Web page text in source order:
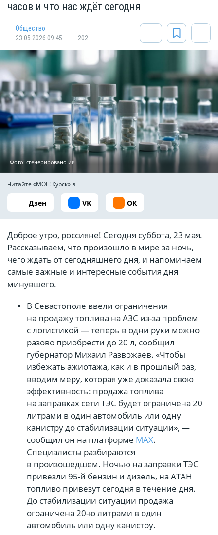
часов и что нас ждёт сегодня
Общество
23.05.2026 09:45
202
Фото: сгенерировано ии
Читайте «МОЁ! Курск» в
Дзен VK ОК
Доброе утро, россияне! Сегодня суббота, 23 мая.
Рассказываем, что произошло в мире за ночь,
чего ждать от сегодняшнего дня, и напоминаем
самые важные и интересные события дня
минувшего.
В Севастополе ввели ограничения
на продажу топлива на АЗС из-за проблем
с логистикой — теперь в одни руки можно
разово приобрести до 20 л, сообщил
губернатор Михаил Развожаев. «Чтобы
избежать ажиотажа, как и в прошлый раз,
вводим меру, которая уже доказала свою
эффективность: продажа топлива
на заправках сети ТЭС будет ограничена 20
литрами в один автомобиль или одну
канистру до стабилизации ситуации», —
сообщил он на платформе MAX.
Специалисты разбираются
в произошедшем. Ночью на заправки ТЭС
привезли 95-й бензин и дизель, на АТАН
топливо привезут сегодня в течение дня.
До стабилизации ситуации продажа
ограничена 20-ю литрами в один
автомобиль или одну канистру.